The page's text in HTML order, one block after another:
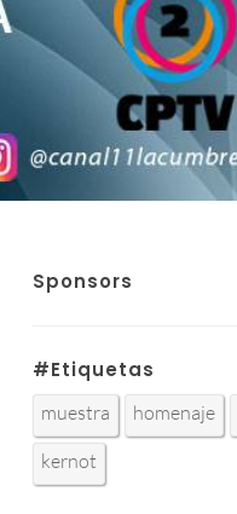
Sponsors
#Etiquetas
muestra homenaje
kernot